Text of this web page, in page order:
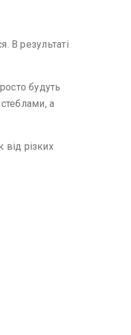
В результаті
будуть
а
від різких